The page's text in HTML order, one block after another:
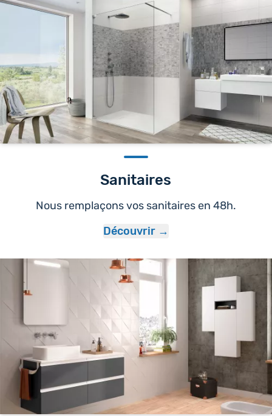
Sanitaires
Nous remplaçons vos sanitaires en 48h.
Découvrir